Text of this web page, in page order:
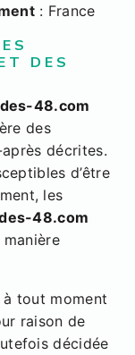
: France
DES
48.com
des
décrites.
d’être
les
48.com
tout moment
raison de
décidée